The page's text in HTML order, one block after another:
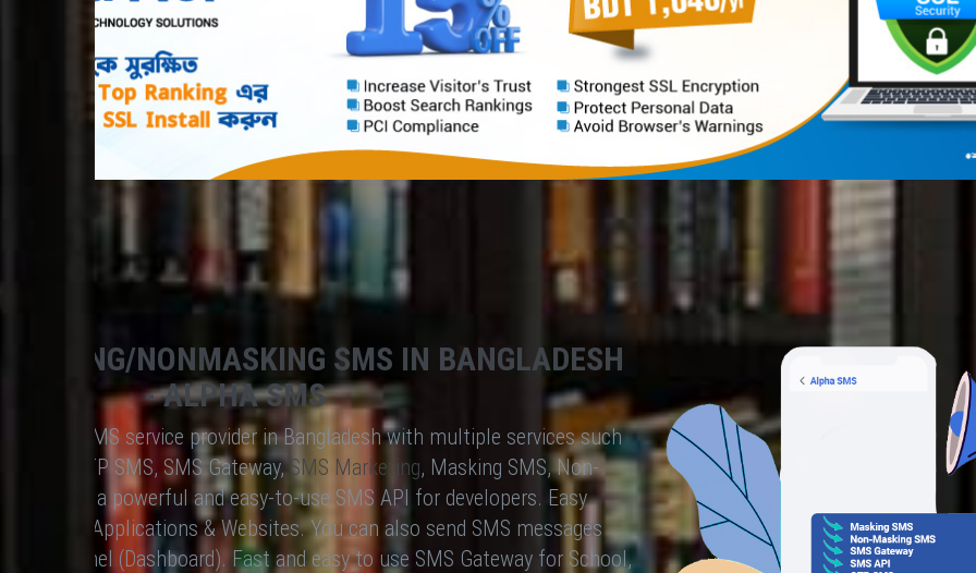
NONMASKING SMS IN BANGLADESH
- ALPHA SMS
SMS service provider in Bangladesh with multiple services such
API, OTP SMS, SMS Gateway,SMS Marketing, Masking SMS, Non-
provides a powerful and easy-to-use SMS API for developers. Easy
Applications & Websites. You can also send SMS messages
Web Panel (Dashboard). Fast and easy to use SMS Gateway for School,